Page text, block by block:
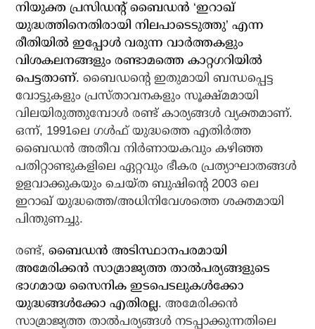
നിയുക്ത പ്രസിഡന്റ് ബൈഡന്‍ ‘ഇറാഖ്
യുദ്ധത്തിനെതിരായി നിലപാടെടുത്തു’ എന്ന
രീതിയില്‍ ഇപ്പോള്‍ വരുന്ന വാര്‍ത്തകളും
വിശകലനങ്ങളും രണ്ടാമത്തെ കാറ്റഗറിയില്‍
പെട്ടതാണ്. ബൈഡന്റെ ഇതുമായി ബന്ധപ്പെട്ട
വോട്ടുകളും പ്രസ്താവനകളും സൂക്ഷ്മമായി
വിലയിരുത്തുമ്പോള്‍ രണ്ട് കാര്യങ്ങള്‍ വ്യക്തമാണ്.
ഒന്ന്, 1991ലെ ഗള്‍ഫ് യുദ്ധത്തെ എതിര്‍ത്ത
ബൈഡന്‍ അതീവ നിര്‍ണായകവും കഴിഞ്ഞ
പതിറ്റാണ്ടുകളിലെ ഏറ്റവും ഭീകര പ്രത്യാഘാതങ്ങള്‍
ഉളവാക്കുകയും ചെയ്ത ബുഷിന്റെ 2003 ലെ
ഇറാഖ് യുദ്ധത്തെ/അധിനിവേശത്തെ ശക്തമായി
പിന്തുണച്ചു.
രണ്ട്, ബൈഡന്‍ അടിസ്ഥാനപരമായി
അമേരിക്കന്‍ സാമ്രാജ്യത്ത താല്‍പര്യങ്ങളുടെ
ഭാഗമായ സൈനിക ഇടപെടലുകള്‍ക്കോ
യുദ്ധങ്ങള്‍ക്കോ എതിരല്ല. അമേരിക്കന്‍
സാമ്രാജ്യത്ത താല്‍പര്യങ്ങള്‍ നടപ്പാക്കുന്നതിലെ